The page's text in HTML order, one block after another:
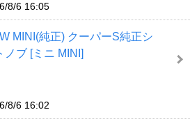
8/6 16:05
MINI(純正) クーパーS純正シ
ノブ [ミニ MINI]
8/6 16:02